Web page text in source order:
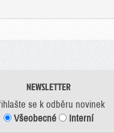
NEWSLETTER
se k odběru novinek
Všeobecné
Interní